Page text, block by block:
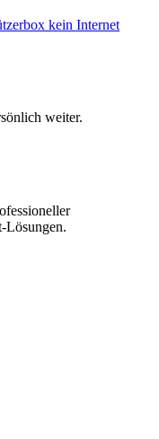
kein Internet
weiter.
Lösungen.